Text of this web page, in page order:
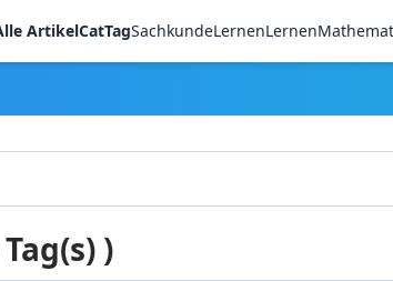
ArtikelCatTagSachkundeLernenLernen
)